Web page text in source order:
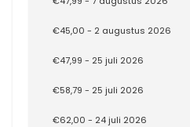
€45,00 - 2 augustus 2026
€47,99 - 25 juli 2026
€58,79 - 25 juli 2026
€62,00 - 24 juli 2026